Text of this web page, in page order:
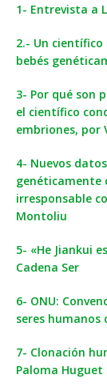
1- Entrevista a
2.- Un
bebés
3- Por qué son
el científico
embriones, por
4- Nuevos
genéticamente
irresponsable
Montoliu
5- «He Jiankui
Cadena Ser
6- ONU:
seres humanos
7- Clonación
Paloma